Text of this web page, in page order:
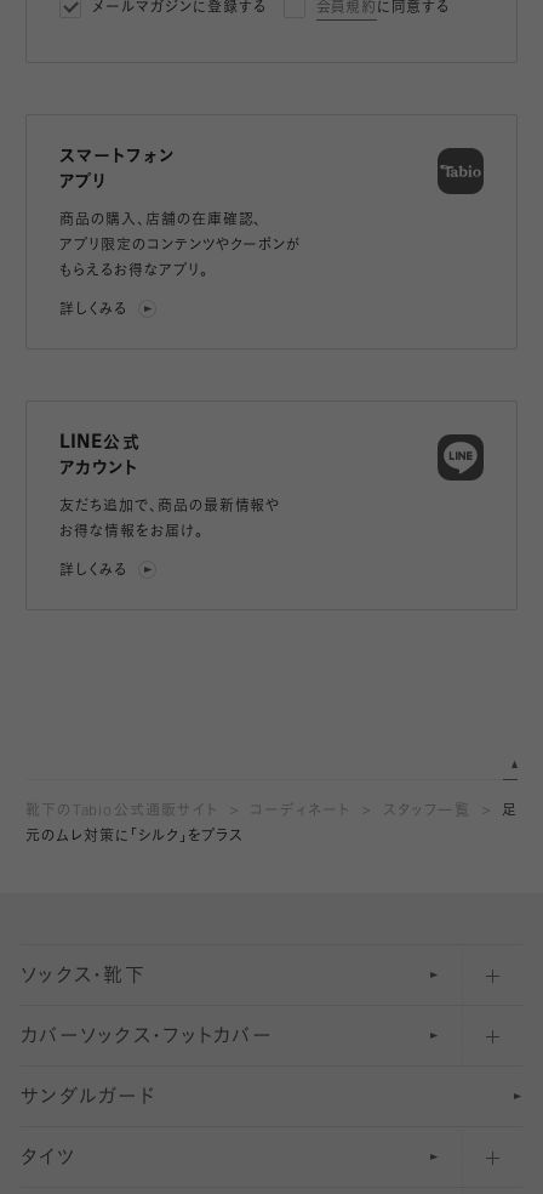
メールマガジンに登録する 会員規約 に同意する
スマートフォン
アプリ
商品の購入、店舗の在庫確認、
アプリ限定のコンテンツやクーポンが
もらえるお得なアプリ。
詳しくみる
LINE公式
アカウント
友だち追加で、 商品の最新情報や
お得な情報をお届け。
詳しくみる
靴下のTabio公式通販サイト コーディネート スタッフ一覧
足
元のムレ対策に「シルク」をプラス
ソックス・靴下
五本指ソックス・靴下
足袋ソックス・靴下
無地・プレーンソックス・靴下
カバーソックス・フットカバー
フットカバー・カバーソックス（深め）
フットカバー・カバーソックス（ふつう）
サンダルガード
タイツ